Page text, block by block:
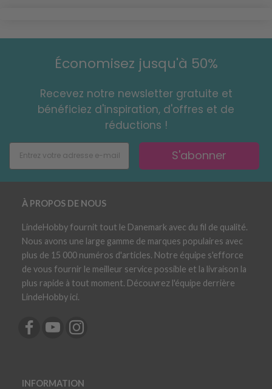
Économisez jusqu'à 50%
Recevez notre newsletter gratuite et
bénéficiez d'inspiration, d'offres et de
réductions !
S'abonner
À PROPOS DE NOUS
LindeHobby fournit tout le Danemark avec du fil de qualité.
Nous avons une large gamme de marques populaires avec
plus de 15 000 numéros d'articles. Notre équipe s'efforce
de vous fournir le meilleur service possible et la livraison la
plus rapide à tout moment. Découvrez l'équipe derrière
LindeHobby ici.
INFORMATION